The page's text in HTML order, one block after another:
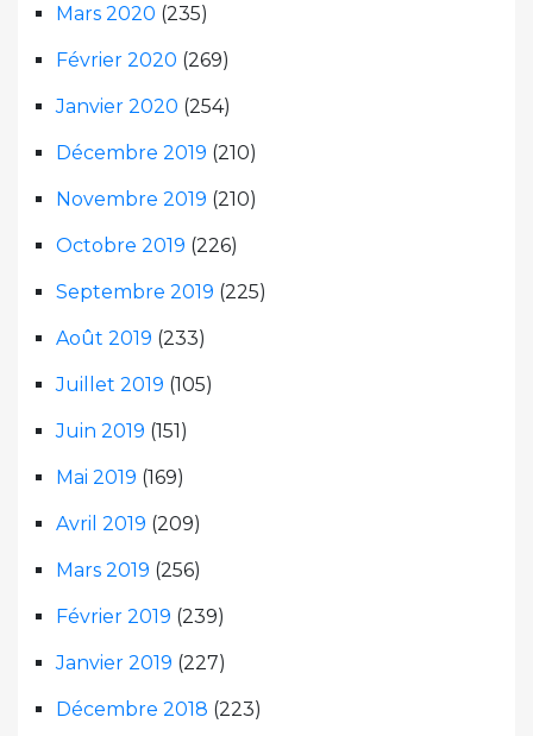
Mars 2020 (235)
Février 2020 (269)
Janvier 2020 (254)
Décembre 2019 (210)
Novembre 2019 (210)
Octobre 2019 (226)
Septembre 2019 (225)
Août 2019 (233)
Juillet 2019 (105)
Juin 2019 (151)
Mai 2019 (169)
Avril 2019 (209)
Mars 2019 (256)
Février 2019 (239)
Janvier 2019 (227)
Décembre 2018 (223)